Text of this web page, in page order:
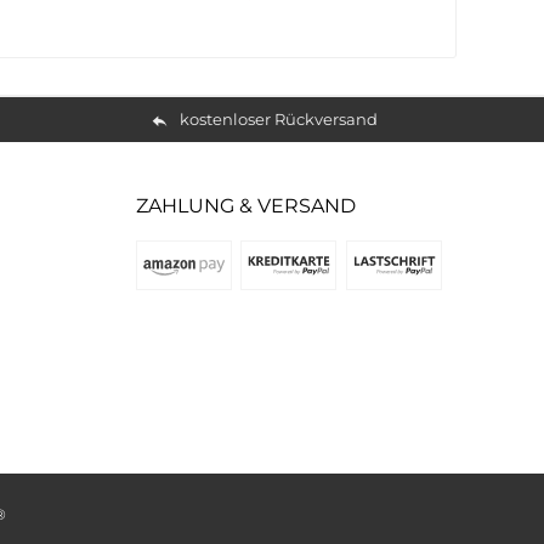
kostenloser Rückversand
ZAHLUNG & VERSAND